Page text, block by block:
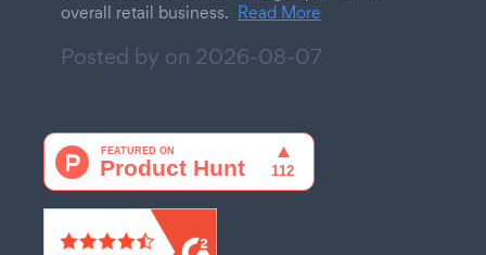
overall retail business. Read More
Posted by on 2026-08-07